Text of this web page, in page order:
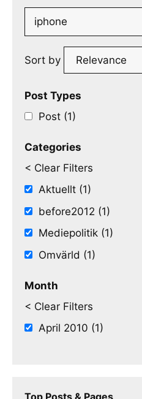
Search
for:
Sort by
Post Types
Post (1)
Categories
< Clear Filters
Aktuellt (1)
before2012 (1)
Mediepolitik (1)
Omvärld (1)
Month
< Clear Filters
April 2010 (1)
Top Posts & Pages